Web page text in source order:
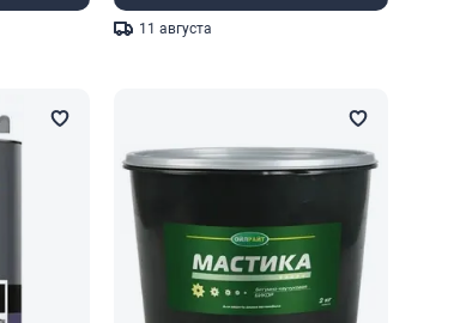
11 августа